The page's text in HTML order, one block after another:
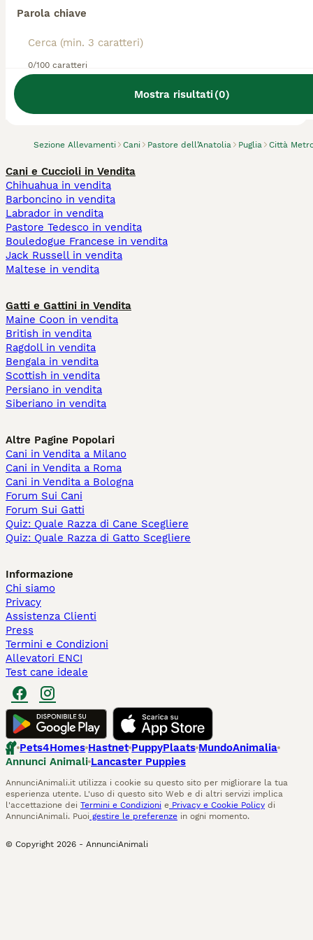
Parola chiave
0/100 caratteri
Mostra risultati(0)
Sezione Allevamenti Cani Pastore dell’Anatolia Puglia Città
Abbiamo trovato 0 Allevamento di Pastore
dell’Anatolia, Bitonto.
Cani e Cuccioli in Vendita
Chihuahua in vendita
Barboncino in vendita
Labrador in vendita
Pastore Tedesco in vendita
Bouledogue Francese in vendita
Jack Russell in vendita
Maltese in vendita
Gatti e Gattini in Vendita
Maine Coon in vendita
British in vendita
Ragdoll in vendita
Bengala in vendita
Scottish in vendita
Persiano in vendita
Siberiano in vendita
Altre Pagine Popolari
Cani in Vendita a Milano
Cani in Vendita a Roma
Cani in Vendita a Bologna
Forum Sui Cani
Forum Sui Gatti
Quiz: Quale Razza di Cane Scegliere
Quiz: Quale Razza di Gatto Scegliere
Informazione
Chi siamo
Privacy
Assistenza Clienti
Press
Termini e Condizioni
Allevatori ENCI
Test cane ideale
Pets4Homes Hastnet PuppyPlaats MundoAnimalia
Annunci Animali Lancaster Puppies
AnnunciAnimali.it utilizza i cookie su questo sito per migliorare la tua
esperienza utente. L'uso di questo sito Web e di altri servizi implica
l'accettazione dei Termini e Condizioni e Privacy e Cookie Policy di
AnnunciAnimali. Puoi gestire le preferenze in ogni momento.
© Copyright 2026 - AnnunciAnimali